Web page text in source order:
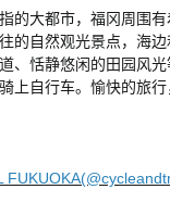
的大都市，福冈周围
的自然观光景点，海
、恬静悠闲的田园风
上自行车。愉快的旅行